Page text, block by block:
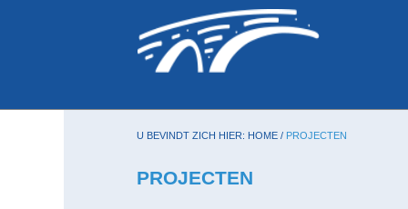
U BEVINDT ZICH HIER: HOME / PROJECTEN
PROJECTEN